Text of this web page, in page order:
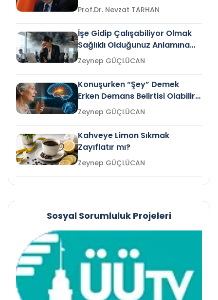
Prof.Dr. Nevzat TARHAN
İşe Gidip Çalışabiliyor Olmak
Sağlıklı Olduğunuz Anlamına
Gelir mi?Zeynep GÜÇLÜCAN
Konuşurken “Şey” Demek
Erken Demans Belirtisi Olabilir
mi?
Zeynep GÜÇLÜCAN
Kahveye Limon Sıkmak
Zayıflatır mı?
Zeynep GÜÇLÜCAN
Sosyal Sorumluluk Projeleri